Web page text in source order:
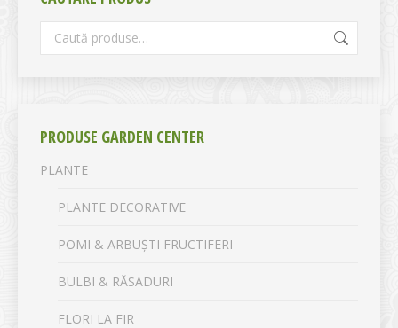
PRODUSE GARDEN CENTER
PLANTE
PLANTE DECORATIVE
POMI & ARBUȘTI FRUCTIFERI
BULBI & RĂSADURI
FLORI LA FIR